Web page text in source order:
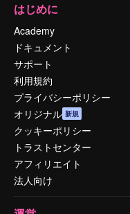
はじめに
Academy
ドキュメント
サポート
利用規約
プライバシーポリシー
オリジナル 新規
クッキーポリシー
トラストセンター
アフィリエイト
法人向け